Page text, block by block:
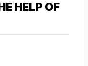
HELP OF